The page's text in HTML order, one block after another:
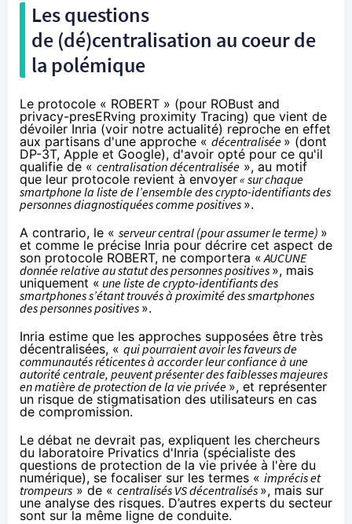
Les questions
de (dé)centralisation au coeur de
la polémique
Le protocole « ROBERT » (pour ROBust and
privacy-presERving proximity Tracing) que vient de
dévoiler Inria (voirnotre actualité) reproche en effet
aux partisans d'une approche « décentralisée » (dont
DP-3T, Apple et Google), d'avoir opté pour ce qu'il
qualifie de « centralisation décentralisée », au motif
que leur protocole revient à envoyer« sur chaque
smartphone la liste de l’ensemble des crypto-identifiants des
personnes diagnostiquées comme positives ».
A contrario, le « serveur central (pour assumer le terme) »
et comme le précise Inria pour décrire cet aspect de
son protocole ROBERT, ne comportera « AUCUNE
donnée relative au statut des personnes positives », mais
uniquement « une liste de crypto-identifiants des
smartphones s’étant trouvés à proximité des smartphones
des personnes positives ».
Inria estime que les approches supposées être très
décentralisées, « qui pourraient avoir les faveurs de
communautés réticentes à accorder leur confiance à une
autorité centrale, peuvent présenter des faiblesses majeures
en matière de protection de la vie privée », et représenter
un risque de stigmatisation des utilisateurs en cas
de compromission.
Le débat ne devrait pas, expliquent les chercheurs
du laboratoire Privatics d'Inria (spécialiste des
questions de protection de la vie privée à l'ère du
numérique), se focaliser sur les termes « imprécis et
trompeurs » de « centralisés VS décentralisés », mais sur
une analyse des risques. D’autres expertsdu secteur
sont sur la même ligne de conduite.